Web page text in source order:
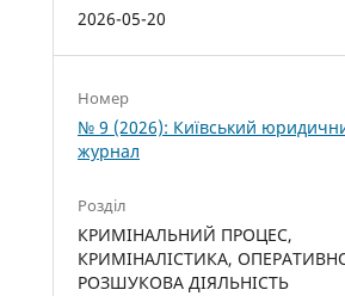
2026-05-20
Номер
№ 9 (2026): Київський
журнал
Розділ
КРИМІНАЛЬНИЙ ПРОЦЕС,
КРИМІНАЛІСТИКА,
РОЗШУКОВА ДІЯЛЬНІСТЬ